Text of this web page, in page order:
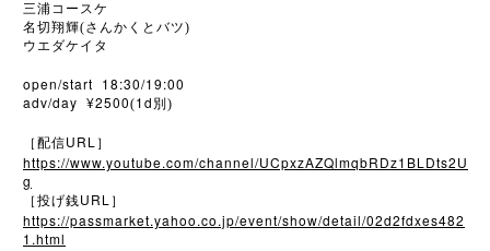
三浦コースケ
名切翔輝(さんかくとバツ)
ウエダケイタ
open/start 18:30/19:00
adv/day ¥2500(1d 別)
［配信URL ］
https://www.youtube.com/channel/UCpxzAZQlmqbRDz1BLDts2U
g
［投げ銭URL ］
https://passmarket.yahoo.co.jp/event/show/detail/02d2fdxes482
1.html